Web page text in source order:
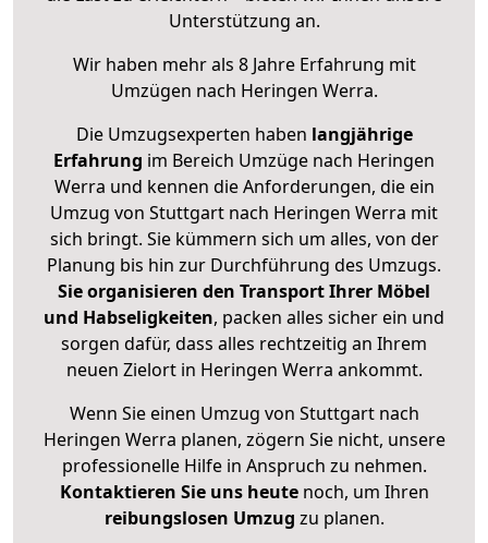
Unterstützung an.
Wir haben mehr als 8 Jahre Erfahrung mit
Umzügen nach Heringen Werra.
Die Umzugsexperten haben langjährige
Erfahrung im Bereich Umzüge nach Heringen
Werra und kennen die Anforderungen, die ein
Umzug von Stuttgart nach Heringen Werra mit
sich bringt. Sie kümmern sich um alles, von der
Planung bis hin zur Durchführung des Umzugs.
Sie organisieren den Transport Ihrer Möbel
und Habseligkeiten, packen alles sicher ein und
sorgen dafür, dass alles rechtzeitig an Ihrem
neuen Zielort in Heringen Werra ankommt.
Wenn Sie einen Umzug von Stuttgart nach
Heringen Werra planen, zögern Sie nicht, unsere
professionelle Hilfe in Anspruch zu nehmen.
Kontaktieren Sie uns heutenoch, um Ihren
reibungslosen Umzug zu planen.